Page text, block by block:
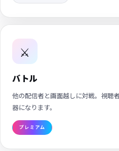
⚔️
バトル
他の配信者と画面越しに対戦。視聴
器になります。
プレミアム